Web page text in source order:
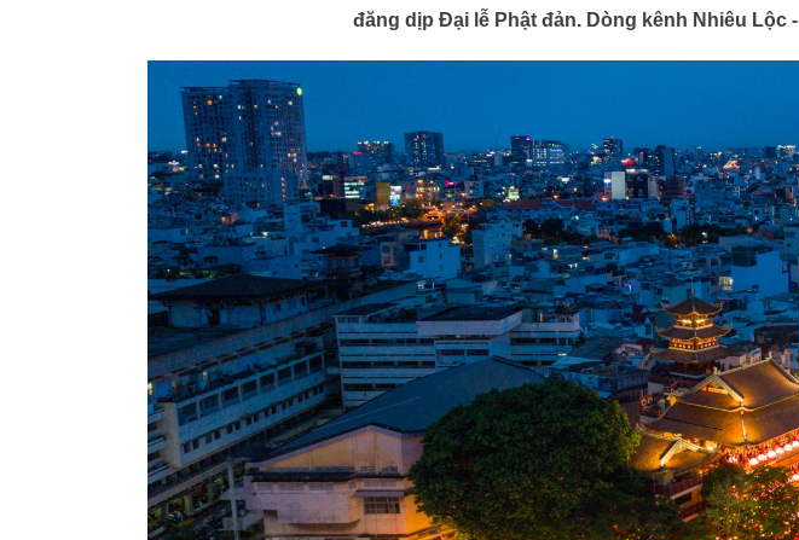
đăng dịp Đại lễ Phật đản. Dòng kênh Nhiêu Lộc